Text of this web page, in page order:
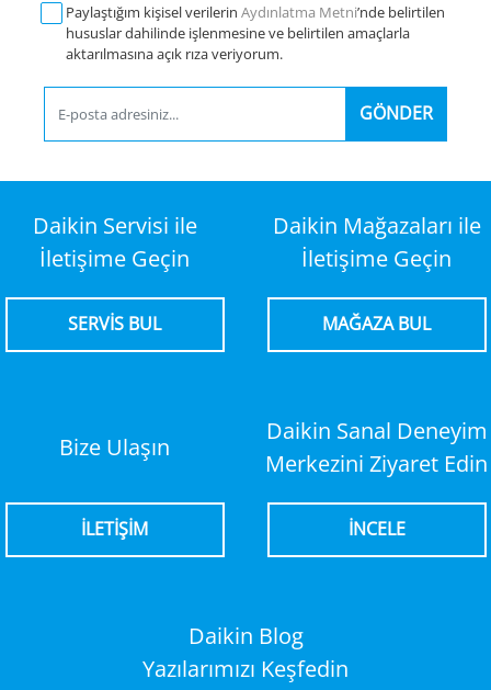
Paylaştığım kişisel verilerin Aydınlatma Metni’nde belirtilen
hususlar dahilinde işlenmesine ve belirtilen amaçlarla
aktarılmasına açık rıza veriyorum.
GÖNDER
Daikin Servisi ile
İletişime Geçin
SERVİS BUL
Daikin Mağazaları ile
İletişime Geçin
MAĞAZA BUL
Bize Ulaşın
İLETİŞİM
Daikin Sanal Deneyim
Merkezini Ziyaret Edin
İNCELE
Daikin Blog
Yazılarımızı Keşfedin